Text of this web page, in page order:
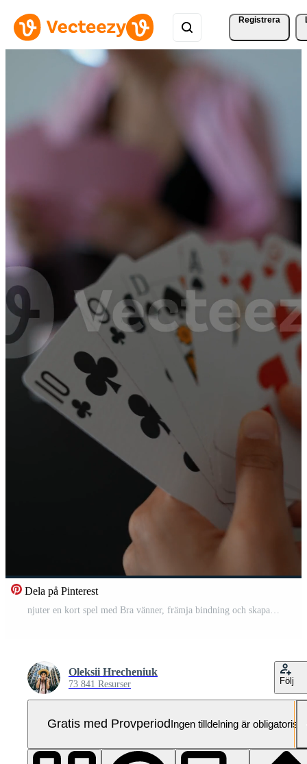
Registrera
Dela på Pinterest
Oleksii Hrecheniuk
73 841 Resurser Följ
Gratis med ProvperiodIngen tilldelning är obligatorisk